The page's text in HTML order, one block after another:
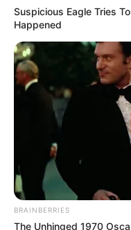
Suspicious Eagle Tries
Happened
BRAINBERRIES
The Unhinged 1970